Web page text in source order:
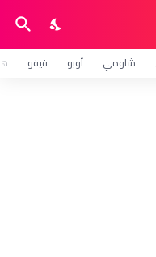
شاومي أوبو فيفو